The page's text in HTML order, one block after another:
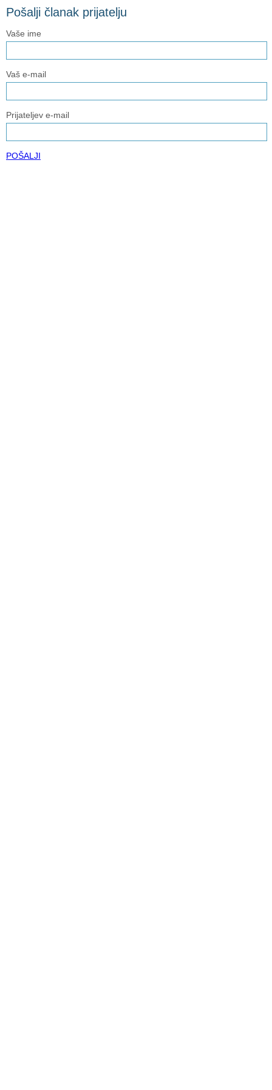
Pošalji članak prijatelju
Vaše ime
Vaš e-mail
Prijateljev e-mail
POŠALJI